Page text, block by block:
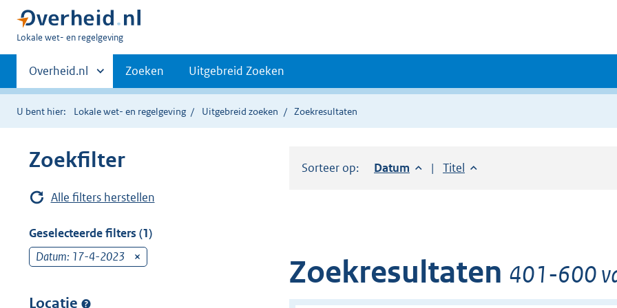
U
hier:
Lokale wet- en regelgeving
Primaire
navigatie
Andere
sites
binnen
Overheid.nl Zoeken Uitgebreid Zoeken
U bent hier: Lokale wet- en regelgeving Uitgebreid zoeken Zoekresultaten
Zoekfilter
Alle filters herstellen
Geselecteerde filters (1)
Datum: 17-4-2023
Locatie
Sorteer op: Sorteer op:
Datum aflopendSorteer op:
Titel oplopend
Zoekresultaten 401-600